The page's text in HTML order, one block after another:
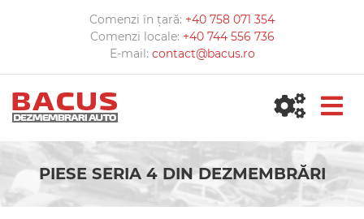
Comenzi în țară: +40 758 071 354
Comenzi locale: +40 744 556 736
E-mail: contact@bacus.ro
PIESE SERIA 4 DIN DEZMEMBRĂRI